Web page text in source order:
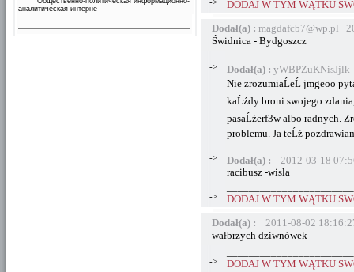
аналитическая интерне
DODAJ W TYM WĄTKU
Dodał(a) : magdafcb7@wp.pl
Świdnica - Bydgoszcz
->
Dodał(a) :
Nie zrozumiaĹeĹ jmgeoo
kaĹźdy broni swojego
pasaĹźerf3w albo radnych.
problemu. Ja teĹź
->
Dodał(a) :
2012-03-18
racibusz -wisla
->
DODAJ W TYM WĄTKU
Dodał(a) :
2011-08-02
wałbrzych dziwnówek
->
DODAJ W TYM WĄTKU